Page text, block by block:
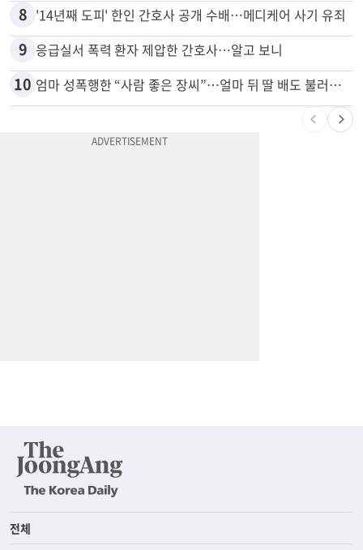
8 '14년째 도피' 한인 간호사 공개 수배…메디케어 사기 유죄
9 응급실서 폭력 환자 제압한 간호사…알고 보니
10 엄마 성폭행한 “사람 좋은 장씨”…얼마 뒤 딸 배도 불러왔다
전체